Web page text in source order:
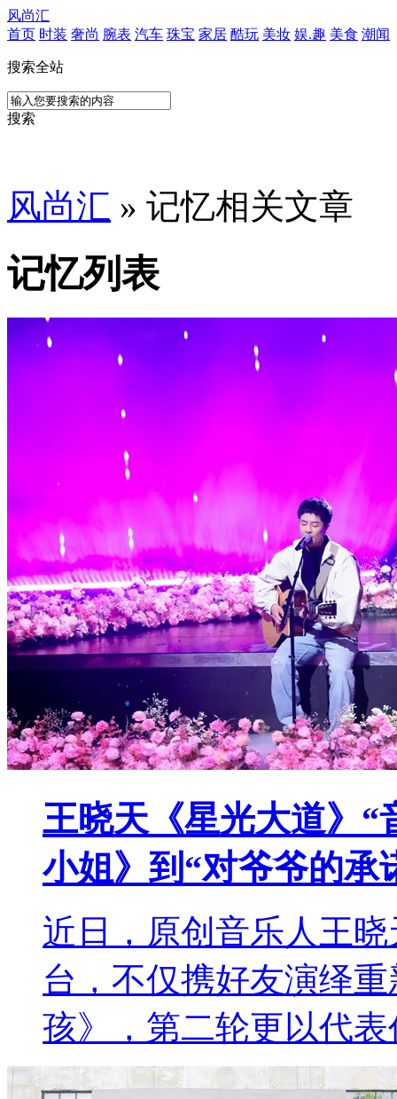
风尚汇
首页 时装 奢尚 腕表 汽车 珠宝 家居 酷玩 美妆 娱.趣 美食 潮闻
搜索全站
搜索
风尚汇 » 记忆相关文章
记忆列表
王晓天《星光大道》“
小姐》到“对爷爷的承
近日，原创音乐人王
台，不仅携好友演绎
孩》，第二轮更以代